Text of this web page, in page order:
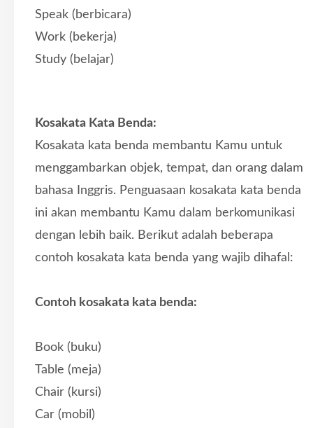
Speak (berbicara)
Work (bekerja)
Study (belajar)
Kosakata Kata Benda:
Kosakata kata benda membantu Kamu untuk
menggambarkan objek, tempat, dan orang dalam
bahasa Inggris. Penguasaan kosakata kata benda
ini akan membantu Kamu dalam berkomunikasi
dengan lebih baik. Berikut adalah beberapa
contoh kosakata kata benda yang wajib dihafal:
Contoh kosakata kata benda:
Book (buku)
Table (meja)
Chair (kursi)
Car (mobil)